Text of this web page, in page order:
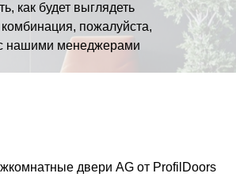
как будет выглядеть
пожалуйста,
нашими менеджерами
двери AG от ProfilDoors